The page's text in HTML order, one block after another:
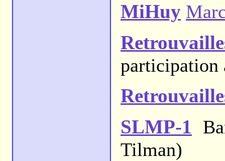
MiHuy
participation
SLMP-1
Tilman)